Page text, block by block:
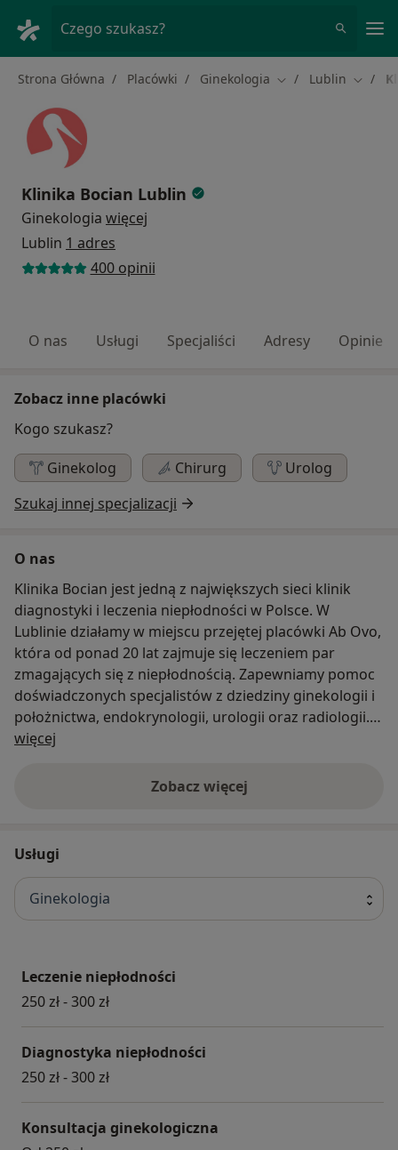
Czego szukasz?
Strona Główna Placówki Ginekologia Zmień miasto
Lublin Zmień
Klinika Bocian Lublin
Ginekologia więcej
Lublin 1 adres
400 opinii
O nas Usługi Specjaliści Adresy Opinie
Zobacz inne placówki
Kogo szukasz?
Ginekolog
Chirurg
Urolog
Szukaj innej specjalizacji
O nas
Klinika Bocian jest jedną z największych sieci klinik
diagnostyki i leczenia niepłodności w Polsce. W
Lublinie działamy w miejscu przejętej placówki Ab Ovo,
która od ponad 20 lat zajmuje się leczeniem par
zmagających się z niepłodnością. Zapewniamy pomoc
doświadczonych specjalistów z dziedziny ginekologii i
położnictwa, endokrynologii, urologii oraz radiologii. Z
powodzeniem wykonujemy procedury
inseminację domaciczną. Klinika posiada komfortowe
pacjentkom kompleksową opiekę ginekologiczną.
więcej
Zobacz więcej
Usługi
Ginekologia
Leczenie niepłodności
250 zł - 300 zł
Diagnostyka niepłodności
250 zł - 300 zł
Konsultacja ginekologiczna